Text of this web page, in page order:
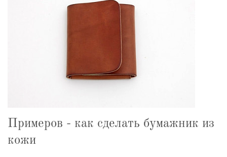
Примеров - как сделать бумажник из
кожи